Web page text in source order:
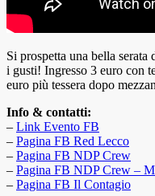
Si prospetta una bella
i gusti! Ingresso 3 euro con
euro più tessera dopo
Info & contatti:
– Link Evento FB
– Pagina FB Red Lecco
– Pagina FB NDP Crew
– Pagina FB NDP Crew –
– Pagina FB Il Contagio